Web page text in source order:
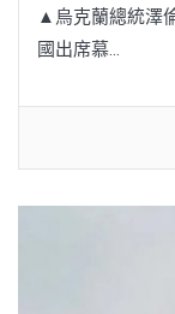
▲烏克蘭總統澤
國出席慕...